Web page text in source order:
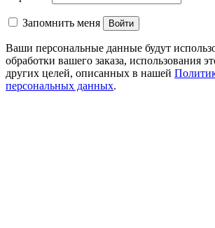
Запомнить меня Войти
Ваши персональные данные будут
обработки вашего заказа, использования
других целей, описанных в нашей
персональных данных.